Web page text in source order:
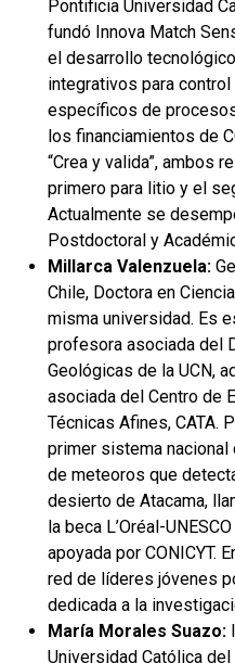
Pontificia Universidad
fundó Innova Match
el desarrollo
integrativos para
específicos de
los financiamientos de
“Crea y valida”, ambos
primero para litio y el
Actualmente se
Postdoctoral y
Millarca Valenzuela:
Chile, Doctora en
misma universidad. Es
profesora asociada del
Geológicas de la UCN,
asociada del Centro de
Técnicas Afines, CATA.
primer sistema
de meteoros que
desierto de Atacama,
la beca L’Oréal-
apoyada por CONICYT.
red de líderes jóvenes
dedicada a la
María Morales Suazo:
Universidad Católica